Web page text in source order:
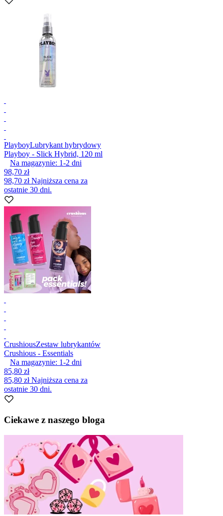
PlayboyLubrykant hybrydowy
Playboy - Slick Hybrid, 120 ml
Na magazynie: 1-2 dni
98,70 zł
98,70 złNajniższa cena za
ostatnie 30 dni.
CrushiousZestaw lubrykantów
Crushious - Essentials
Na magazynie: 1-2 dni
85,80 zł
85,80 złNajniższa cena za
ostatnie 30 dni.
Ciekawe z naszego bloga